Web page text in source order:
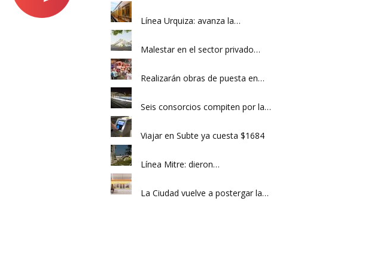
Línea Urquiza: avanza la…
Malestar en el sector privado…
Realizarán obras de puesta en…
Seis consorcios compiten por la…
Viajar en Subte ya cuesta $1684
Línea Mitre: dieron…
La Ciudad vuelve a postergar la…